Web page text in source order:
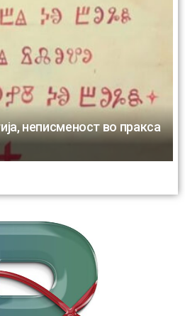
неписменост во пракса